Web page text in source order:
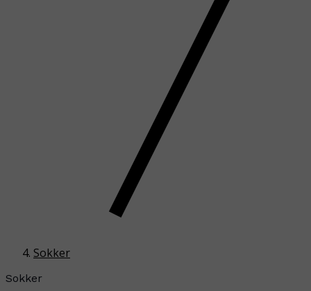
Sokker
Sokker